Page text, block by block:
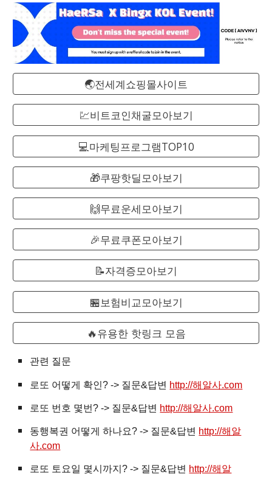
🌏전세계쇼핑몰사이트
💹비트코인채굴모아보기
💻마케팅프로그램TOP10
🎁쿠팡핫딜모아보기
🙌무료운세모아보기
🎉무료쿠폰모아보기
📝자격증모아보기
🏪보험비교모아보기
🔥유용한 핫링크 모음
관련 질문
로또 어떻게 확인? -> 질문&답변 http://해알사.com
로또 번호 몇번? -> 질문&답변 http://해알사.com
동행복권 어떻게 하나요? -> 질문&답변 http://해알
사.com
로또 토요일 몇시까지? -> 질문&답변 http://해알